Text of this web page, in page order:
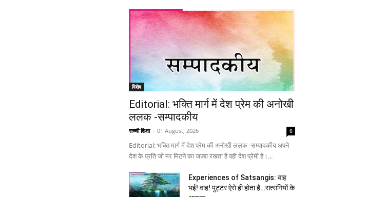
विशेष
Editorial: भक्ति मार्ग में देश प्रेम की अनोखी
ललक -सम्पादकीय
सच्ची शिक्षा - 01 August, 2026 0
Editorial: भक्ति मार्ग में देश प्रेम की अनोखी ललक -सम्पादकीय अपने
देश के प्रति जो मर मिटने का जज्बा रखता है वही देश प्रेमी है।...
Experiences of Satsangis: वाह
भई! वाह! पुट्टर ऐसे ही होता है…सत्संगियों के